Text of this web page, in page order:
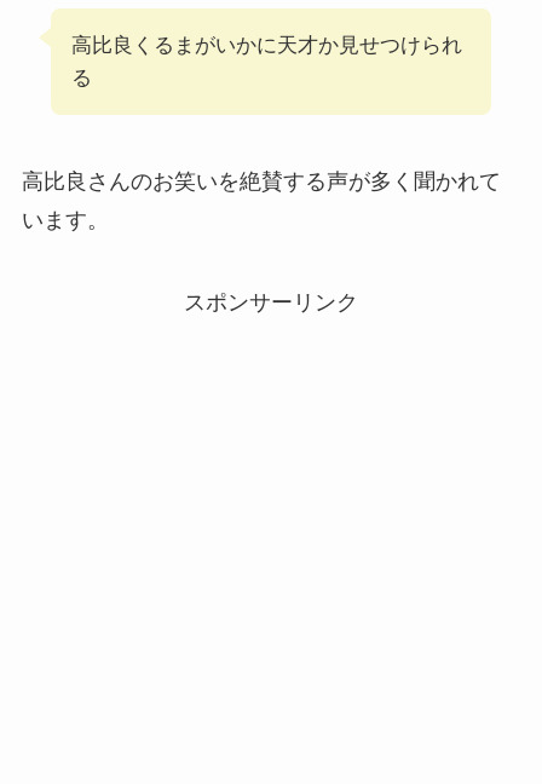
高比良くるまがいかに天才か見せつけられ
る
高比良さんのお笑いを絶賛する声が多く聞かれて
います。
スポンサーリンク